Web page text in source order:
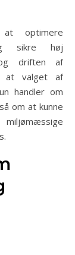
optimere
sikre høj
driften af
at valget af
handler om
om at kunne